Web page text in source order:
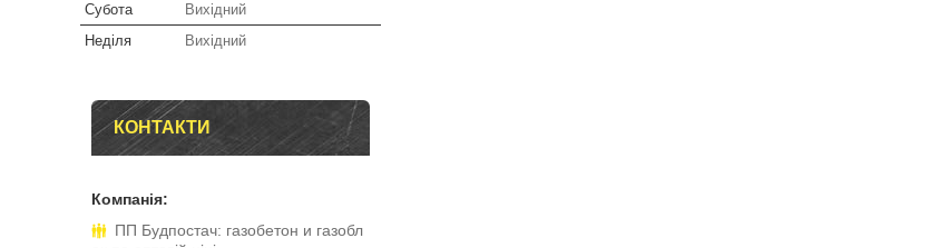
Субота
Вихідний
Неділя
Вихідний
КОНТАКТИ
ПП Будпостач: газобетон и газобл